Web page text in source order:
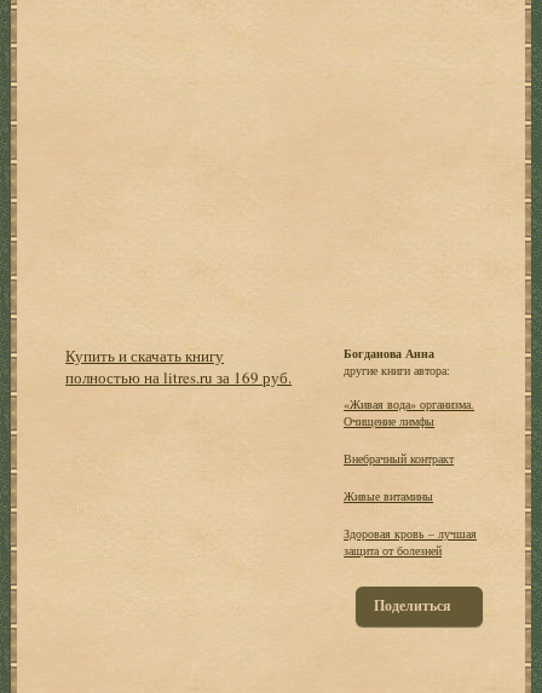
Купить и скачать книгу
полностью на litres.ru за 169 руб.
Богданова Анна
другие книги автора:
«Живая вода» организма.
Очищение лимфы
Внебрачный контракт
Живые витамины
Здоровая кровь – лучшая
защита от болезней
Поделиться